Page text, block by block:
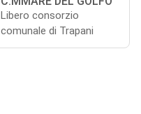
Libero consorzio
comunale di Trapani